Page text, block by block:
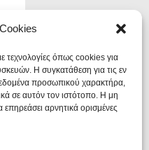
τεχνολογίες όπως cookies για
Η συγκατάθεση για τις εν
προσωπικού χαρακτήρα,
σε αυτόν τον ιστότοπο. Η μη
αρνητικά ορισμένες